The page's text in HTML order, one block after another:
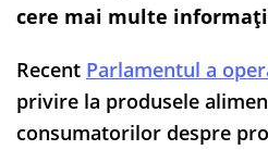
cere mai multe
Recent Parlamentul a
privire la produsele
consumatorilor despre